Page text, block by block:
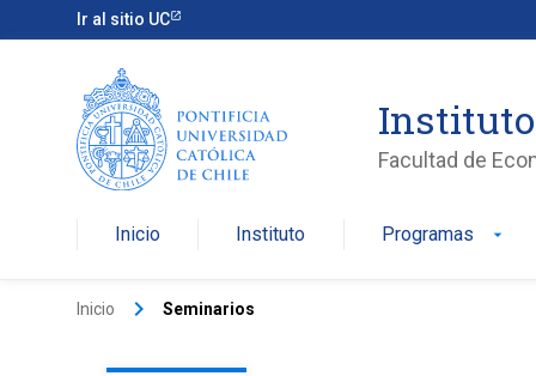
Ir al sitio UC
Facultad de
Inicio Instituto Programas arrow_drop_down
Inicio keyboard_arrow_right Seminarios